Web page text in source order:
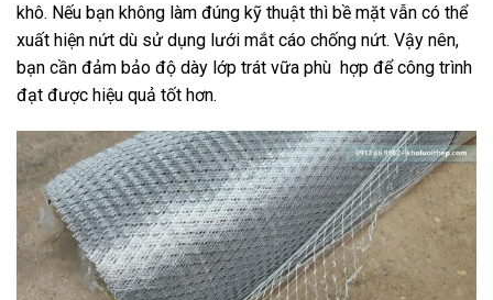
khô. Nếu bạn không làm đúng kỹ thuật thì bề mặt vẫn có thể
xuất hiện nứt dù sử dụng lưới mắt cáo chống nứt. Vậy nên,
bạn cần đảm bảo độ dày lớp trát vữa phù hợp để công trình
đạt được hiệu quả tốt hơn.